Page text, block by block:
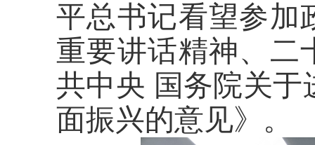
平总书记看望参加
重要讲话精神、二
共中央 国务院关于
面振兴的意见》。